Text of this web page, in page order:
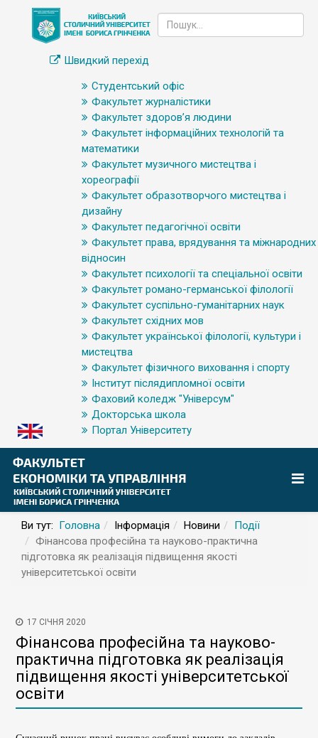
Швидкий перехід
Студентський офіс
Факультет журналістики
Факультет здоров’я людини
Факультет інформаційних технологій та
математики
Факультет музичного мистецтва і
хореографії
Факультет образотворчого мистецтва і
дизайну
Факультет педагогічної освіти
Факультет права, врядування та міжнародних
відносин
Факультет психології та спеціальної освіти
Факультет романо-германської філології
Факультет суспільно-гуманітарних наук
Факультет східних мов
Факультет української філології, культури і
мистецтва
Факультет фізичного виховання і спорту
Інститут післядипломної освіти
Фаховий коледж "Універсум"
Докторська школа
Портал Університету
Ви тут: Головна Інформація Новини
Події
Фінансова професійна та науково-практична
підготовка як реалізація підвищення якості
університетської освіти
17 СІЧНЯ 2020
Фінансова професійна та науково-
практична підготовка як реалізація
підвищення якості університетської
освіти